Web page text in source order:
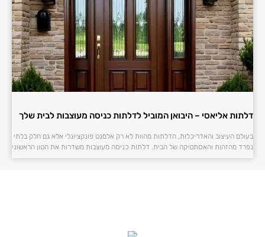
דלתות אליאסי – היבואן המוביל לדלתות כניסה מעוצבות לבית שלך
בעולם העיצוב והאדריכלות, הדלתות מהוות לא רק אלמנט פונקציונלי אלא גם חלק בלתי
נפרד מהזהות והאסתטיקה של הבית. דלתות כניסה מעוצבות משדרות את הטון הראשוני